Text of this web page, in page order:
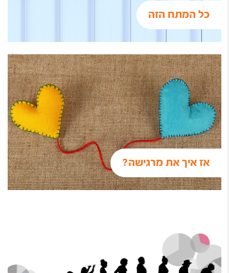
כל המתח הזה
אז איך את מרגישה?